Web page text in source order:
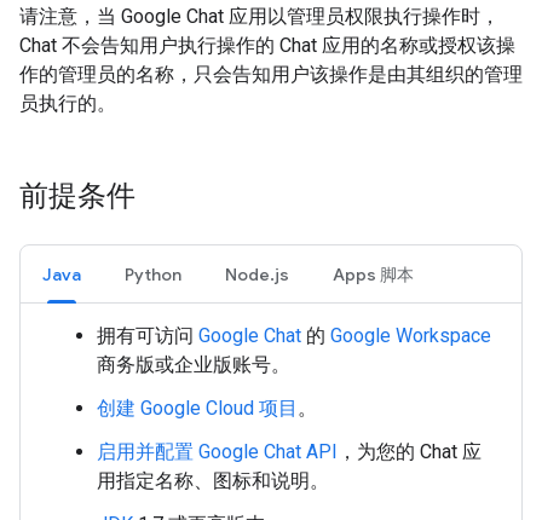
请注意，当 Google Chat 应用以管理员权限执行操作时，
Chat 不会告知用户执行操作的 Chat 应用的名称或授权该操
作的管理员的名称，只会告知用户该操作是由其组织的管理
员执行的。
前提条件
Java Python Node.js Apps 脚本
拥有可访问 Google Chat 的 Google Workspace
商务版或企业版账号。
创建 Google Cloud 项目 。
启用并配置 Google Chat API ，为您的 Chat 应
用指定名称、图标和说明。